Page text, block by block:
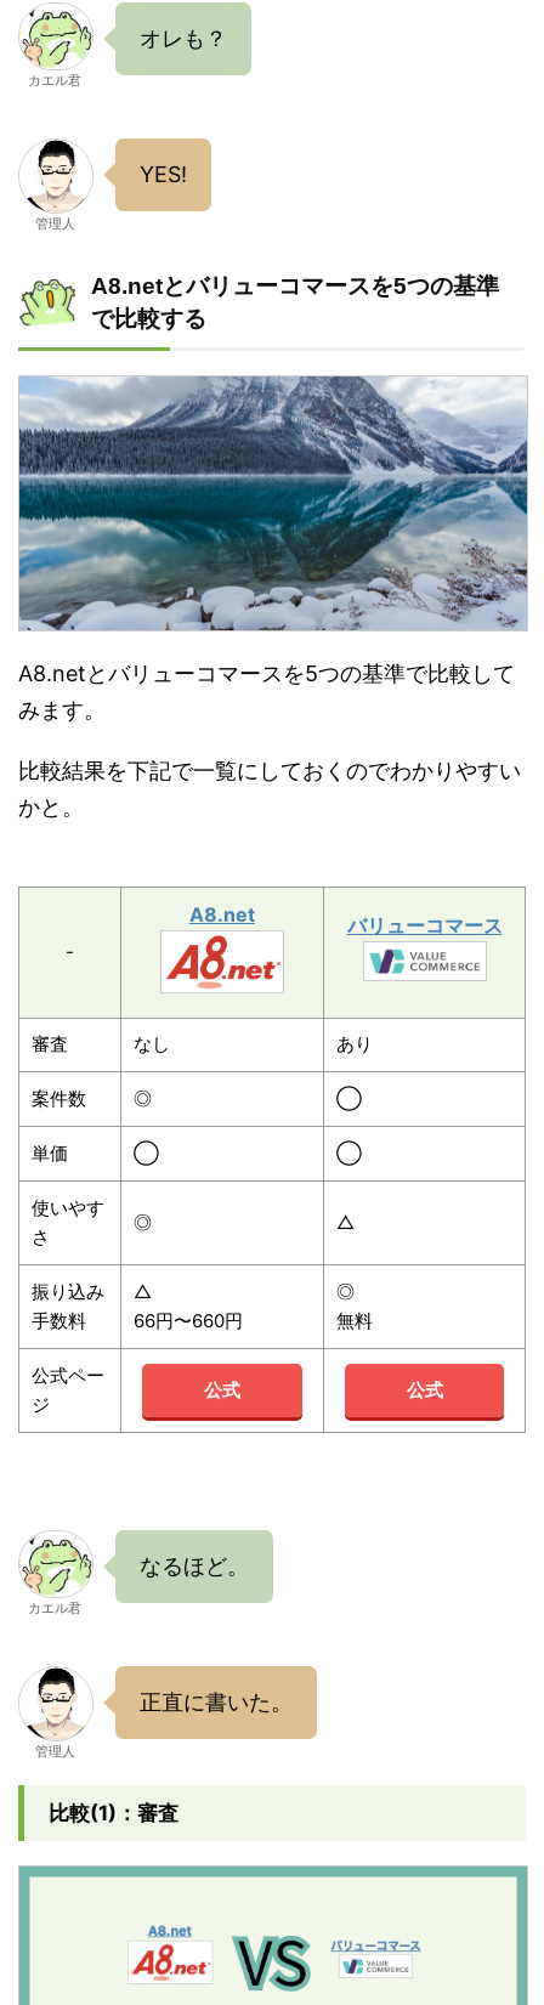
カエル君
オレも？
管理人
YES!
A8.netとバリューコマースを5つの基準
で比較する
A8.netとバリューコマースを5つの基準で比較して
みます。
比較結果を下記で一覧にしておくのでわかりやすい
かと。
-
A8.net バリューコマース
審査 なし あり
案件数 ◎ ◯
単価 ◯ ◯
使いやす
さ
◎ △
振り込み
手数料
△
66円〜660円
◎
無料
公式ペー
ジ
公式 公式
カエル君
なるほど。
管理人
正直に書いた。
比較(1)：審査